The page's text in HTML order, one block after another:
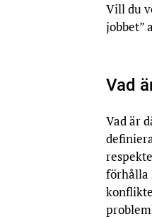
Vill du
jobbet”
Vad
Vad är
förhålla